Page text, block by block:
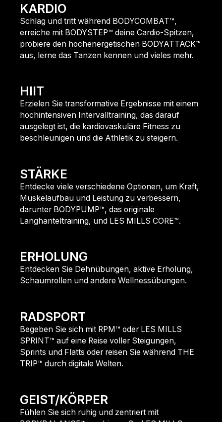
KARDIO
Schlag und tritt während BODYCOMBAT™,
erreiche mit BODYSTEP™ deine Cardio-Spitzen,
probiere den hochenergetischen BODYATTACK™
aus, lerne das Tanzen kennen und vieles mehr.
HIIT
Erzielen Sie transformative Ergebnisse mit einem
hochintensiven Intervalltraining, das darauf
ausgelegt ist, die kardiovaskuläre Fitness zu
beschleunigen und die Athletik zu steigern.
STÄRKE
Entdecke viele verschiedene Optionen, um Kraft,
Muskelaufbau und Leistung zu verbessern,
darunter BODYPUMP™, das originale
Langhanteltraining, und LES MILLS CORE™.
ERHOLUNG
Entdecken Sie Dehnübungen, aktive Erholung,
Schaumrollen und andere Wellnessübungen.
RADSPORT
Begeben Sie sich mit RPM™ oder LES MILLS
SPRINT™ auf eine Reise voller Steigungen,
Sprints und Flatts oder reisen Sie während THE
TRIP™ durch digitale Welten.
GEIST/KÖRPER
Fühlen Sie sich ruhig und zentriert mit